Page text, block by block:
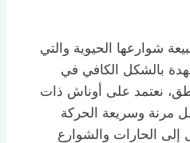
شوارعها الحيوية والتي
بالشكل الكافي في
نعتمد على أوناش ذات
مرنة وسريعة الحركة
إلى الحارات والشوارع